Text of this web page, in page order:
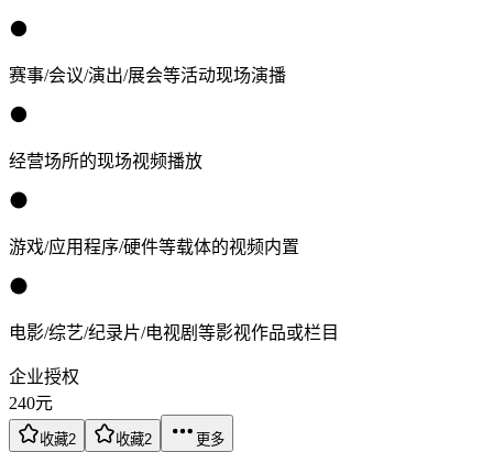
赛事/会议/演出/展会等活动现场演播
经营场所的现场视频播放
游戏/应用程序/硬件等载体的视频内置
电影/综艺/纪录片/电视剧等影视作品或栏目
企业授权
240元
收藏2 收藏2 更多